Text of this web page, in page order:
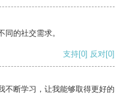
的社交需求。
支持[0] 反对[0]
不断学习，让我能够取得更好的